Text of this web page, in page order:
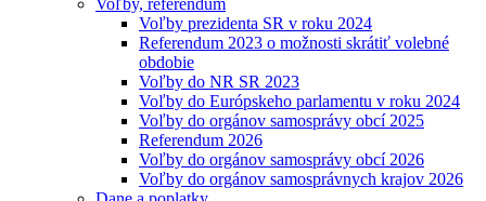
Voľby, referendum
Voľby prezidenta SR v roku 2024
Referendum 2023 o možnosti skrátiť volebné
obdobie
Voľby do NR SR 2023
Voľby do Európskeho parlamentu v roku 2024
Voľby do orgánov samosprávy obcí 2025
Referendum 2026
Voľby do orgánov samosprávy obcí 2026
Voľby do orgánov samosprávnych krajov 2026